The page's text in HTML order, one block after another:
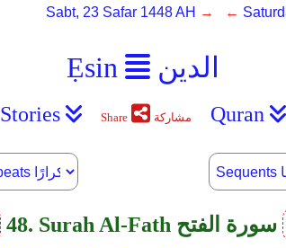
Ẹsin الدين
Sabt, 23 Safar 1448 AH → ←
Stories Share مشاركة Quran
48. Surah Al-Fath سورة الفتح